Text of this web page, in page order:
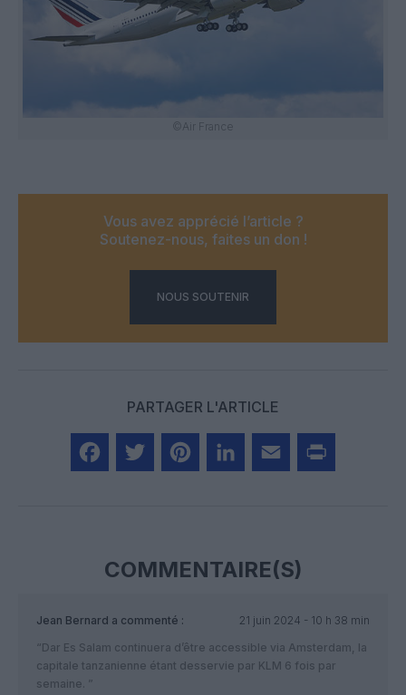
©Air France
Vous avez apprécié l’article ?
Soutenez-nous, faites un don !
NOUS SOUTENIR
PARTAGER L'ARTICLE
COMMENTAIRE(S)
Jean Bernard a commenté :
21 juin 2024 - 10 h 38 min
“Dar Es Salam continuera d’être accessible via Amsterdam, la
capitale tanzanienne étant desservie par KLM 6 fois par
semaine. ”